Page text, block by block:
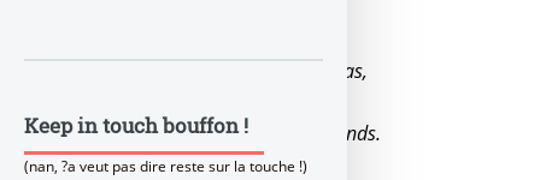
Nos deux compères se saluent bien bas,
Que Sarkozy a fait acheté avec nos ronds.
Keep in touch bouffon !
(nan, ?a veut pas dire reste sur la touche !)